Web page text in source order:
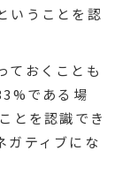
いうことを認
ておくことも
である場
とを認識でき
ガティブにな